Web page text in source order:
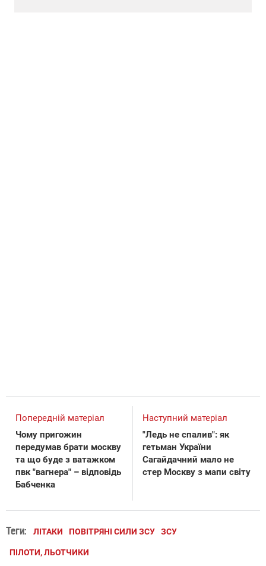
Попередній матеріал
Чому пригожин
передумав брати москву
та що буде з ватажком
пвк "вагнера" – відповідь
Бабченка
Наступний матеріал
"Ледь не спалив": як
гетьман України
Сагайдачний мало не
стер Москву з мапи світу
Теги: ЛІТАКИ ПОВІТРЯНІ СИЛИ ЗСУ ЗСУ
ПІЛОТИ, ЛЬОТЧИКИ